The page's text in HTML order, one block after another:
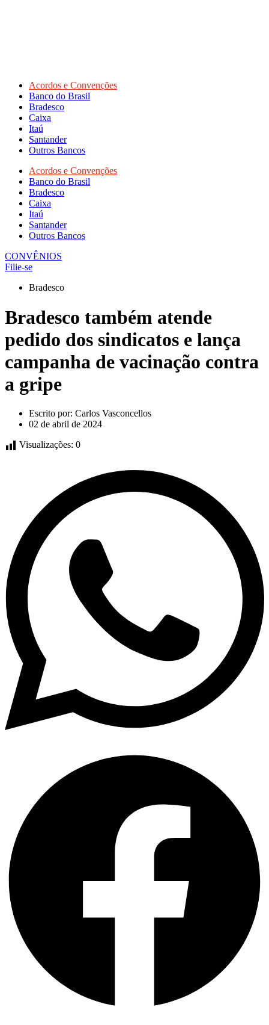
Acordos e Convenções
Banco do Brasil
Bradesco
Caixa
Itaú
Santander
Outros Bancos
Acordos e Convenções
Banco do Brasil
Bradesco
Caixa
Itaú
Santander
Outros Bancos
CONVÊNIOS
Filie-se
Bradesco
Bradesco também atende
pedido dos sindicatos e lança
campanha de vacinação contra
a gripe
Escrito por: Carlos Vasconcellos
02 de abril de 2024
Visualizações: 0